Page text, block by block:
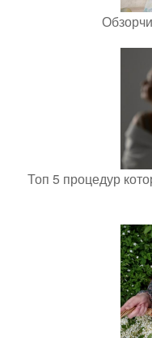
Топ 5 процедур